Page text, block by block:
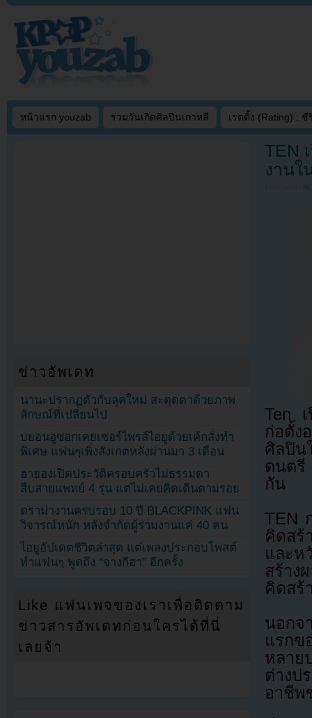
หน้าแรก youzab รวมวันเกิดศิลปินเกาหลี เรตติ้ง (Rating) : ซี
TEN
งานใ
Ten
ก่อตั้ง
ศิลปิน
ดนตรี
กัน
TEN
คิดสร้
และห
สร้าง
คิดสร้
นอกจ
แรก
หลาย
ต่างป
อาชีพ
ข่าวอัพเดท
นานะปรากฏตัวกับลุคใหม่ สะดุดตาด้วยภาพ
ลักษณ์ที่เปลี่ยนไป
บยอนอูซอกเคยเซอร์ไพรส์ไอยูด้วยเค้กสั่งทำ
พิเศษ แฟนๆเพิ่งสังเกตหลังผ่านมา 3 เดือน
ฮายองเปิดประวัติครอบครัวไม่ธรรมดา
สืบสายแพทย์ 4 รุ่น แต่ไม่เคยคิดเดินตามรอย
ดราม่างานครบรอบ 10 ปี BLACKPINK แฟน
วิจารณ์หนัก หลังจำกัดผู้ร่วมงานแค่ 40 คน
ไอยูอัปเดตชีวิตล่าสุด แต่เพลงประกอบโพสต์
ทำแฟนๆ พูดถึง “จางกีฮา” อีกครั้ง
Like แฟนเพจของเราเพื่อติดตาม
ข่าวสารอัพเดทก่อนใครได้ที่นี่
เลยจ้า